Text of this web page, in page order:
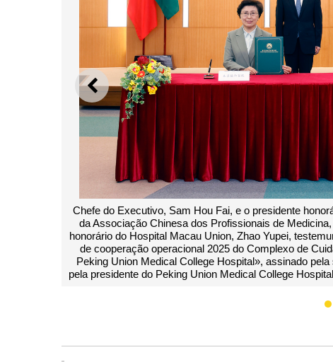
ANTERIOR
do Peking Union Medical College Hospital, presidente
da Academia Chinesa de Ciências e assessor
na Sede do Governo, a assinatura do acordo «taxa
de Saúde das Ilhas – Centro Médico de Macau do
para os Assuntos Sociais e Cultura, O Lam, e
Zhang Shuyang, em representação de ambas as partes.
1